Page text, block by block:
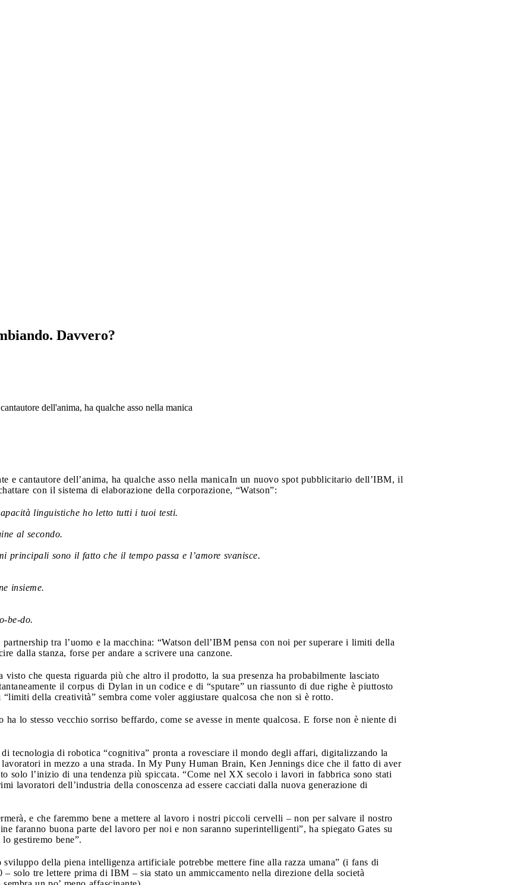
Davvero?
dell'anima, ha qualche asso nella manica
e cantautore dell’anima, ha qualche asso nella manicaIn un nuovo spot pubblicitario dell’IBM, il
con il sistema di elaborazione della corporazione, “Watson”:
linguistiche ho letto tutti i tuoi testi.
al secondo.
principali sono il fatto che il tempo passa e l’amore svanisce.
insieme.
be-do.
tra l’uomo e la macchina: “Watson dell’IBM pensa con noi per superare i limiti della
dalla stanza, forse per andare a scrivere una canzone.
che questa riguarda più che altro il prodotto, la sua presenza ha probabilmente lasciato
il corpus di Dylan in un codice e di “sputare” un riassunto di due righe è piuttosto
della creatività” sembra come voler aggiustare qualcosa che non si è rotto.
lo stesso vecchio sorriso beffardo, come se avesse in mente qualcosa. E forse non è niente di
di tecnologia di robotica “cognitiva” pronta a rovesciare il mondo degli affari, digitalizzando la
in mezzo a una strada. In My Puny Human Brain, Ken Jennings dice che il fatto di aver
solo l’inizio di una tendenza più spiccata. “Come nel XX secolo i lavori in fabbrica sono stati
lavoratori dell’industria della conoscenza ad essere cacciati dalla nuova generazione di
e che faremmo bene a mettere al lavoro i nostri piccoli cervelli – non per salvare il nostro
faranno buona parte del lavoro per noi e non saranno superintelligenti”, ha spiegato Gates su
gestiremo bene”.
della piena intelligenza artificiale potrebbe mettere fine alla razza umana” (i fans di
solo tre lettere prima di IBM – sia stato un ammiccamento nella direzione della società